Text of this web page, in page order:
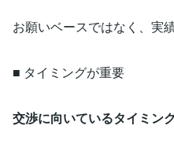
お願いベースではなく、実
■ タイミングが重要
交渉に向いているタイミン